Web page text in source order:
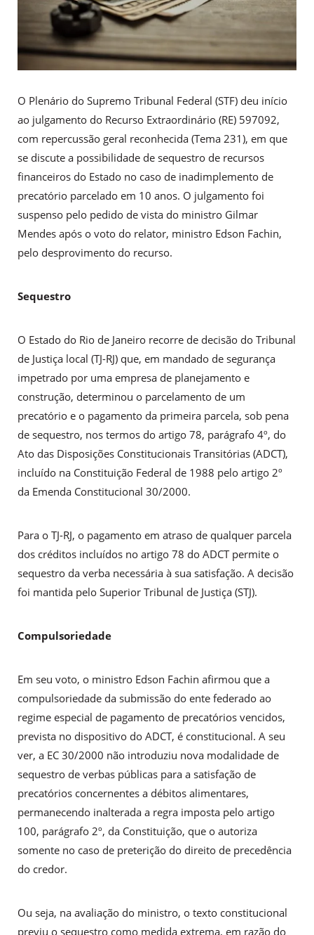
O Plenário do Supremo Tribunal Federal (STF) deu início
ao julgamento do Recurso Extraordinário (RE) 597092,
com repercussão geral reconhecida (Tema 231), em que
se discute a possibilidade de sequestro de recursos
financeiros do Estado no caso de inadimplemento de
precatório​ parcelado ​em 10 anos. O julgamento foi
suspenso pelo pedido de vista do ministro Gilmar
Mendes após o voto do relator, ministro Edson Fachin,
pelo desprovimento do recurso.
Sequestro
O Estado do Rio de Janeiro recorre de decisão do Tribunal
de Justiça local (TJ-RJ) que, em mandado de segurança
impetrado por uma empresa de planejamento e
construção, determinou o parcelamento de um
precatório e o pagamento da primeira parcela, sob pena
de sequestro, nos termos do artigo 78, parágrafo 4º, do
Ato das Disposições Constitucionais Transitórias (ADCT),
incluído na Constituição Federal de 1988 pelo artigo 2º
da Emenda Constitucional 30/2000.
Para o TJ-RJ, o pagamento em atraso de qualquer parcela
dos créditos incluídos no artigo 78 do ADCT permite o
sequestro da verba necessária à sua satisfação. A decisão
foi mantida pelo Superior Tribunal de Justiça (STJ).
Compulsoriedade
Em seu voto, o ministro Edson Fachin afirmou que a
compulsoriedade da submissão do ente federado ao
regime especial de pagamento de precatórios vencidos,
prevista no dispositivo do ADCT, é constitucional. A seu
ver, a EC 30/2000 não introduziu nova modalidade de
sequestro de verbas públicas para a satisfação de
precatórios concernentes a débitos alimentares,
permanecendo inalterada a regra imposta pelo artigo
100, parágrafo 2º, da Constituição, que o autoriza
somente no caso de preterição do direito de precedência
do credor.
Ou seja, na avaliação do ministro, o texto constitucional
previu o sequestro como medida extrema, em razão do